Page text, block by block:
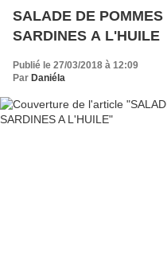
SALADE DE
SARDINES A L'HUILE
Publié le 27/03/2018 à 12:09
Par Daniéla